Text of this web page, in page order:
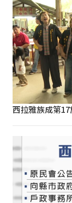
西拉雅族成第